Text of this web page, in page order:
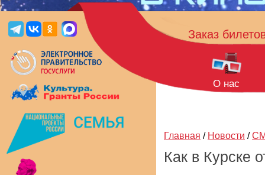
Заказ
О нас
Главная / Новости /
Как в Курске